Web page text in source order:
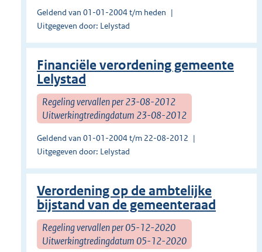
Geldend van 01-01-2004 t/m heden
Uitgegeven door: Lelystad
Financiële verordening gemeente
Lelystad
Regeling vervallen per 23-08-2012
Uitwerkingtredingdatum 23-08-2012
Geldend van 01-01-2004 t/m 22-08-2012
Uitgegeven door: Lelystad
Verordening op de ambtelijke
bijstand van de gemeenteraad
Regeling vervallen per 05-12-2020
Uitwerkingtredingdatum 05-12-2020